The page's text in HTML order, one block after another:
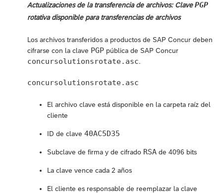
Actualizaciones de la transferencia de archivos: ClavePGP
rotativa disponible para transferencias de archivos
Los archivos transferidos a productos de SAP Concur deben
cifrarse con la clave PGP pública de SAP Concur
concursolutionsrotate.asc.
concursolutionsrotate.asc
El archivo clave está disponible en la carpeta raíz del
cliente
ID de clave 40AC5D35
Subclave de firma y de cifrado RSA de 4096 bits
La clave vence cada 2 años
El cliente es responsable de reemplazar la clave